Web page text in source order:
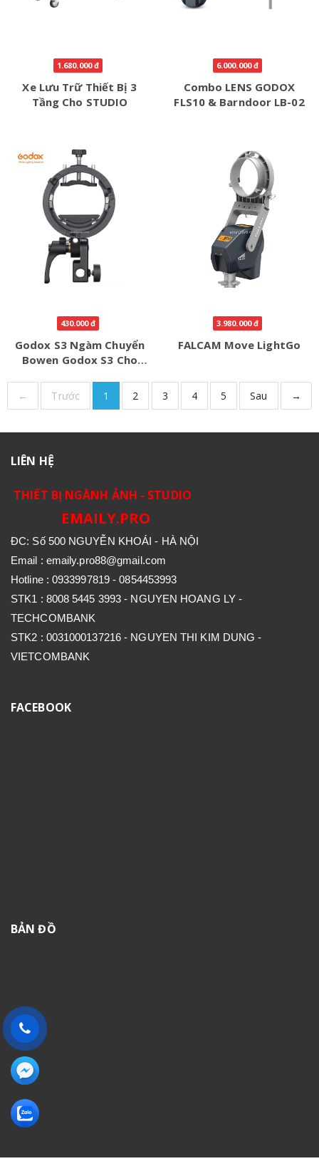
1.680.000 đ
Xe Lưu Trữ Thiết Bị 3
Tầng Cho STUDIO
6.000.000 đ
Combo LENS GODOX
FLS10 & Barndoor LB-02
430.000 đ
Godox S3 Ngàm Chuyển
Bowen Godox S3 Cho
AD300
3.980.000 đ
FALCAM Move LightGo
← Trước 1 2 3 4 5 Sau →
LIÊN HỆ
THIẾT BỊ NGÀNH ẢNH - STUDIO
EMAILY.PRO
ĐC: Số 500 NGUYỄN KHOÁI - HÀ NỘI
Email : emaily.pro88@gmail.com
Hotline : 0933997819 - 0854453993
STK1 : 8008 5445 3993 - NGUYEN HOANG LY -
TECHCOMBANK
STK2 : 0031000137216 - NGUYEN THI KIM DUNG -
VIETCOMBANK
FACEBOOK
BẢN ĐỒ